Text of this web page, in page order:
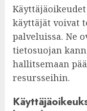
käyttäjät voivat
palveluissa. Ne
tietosuojan
hallitsemaan
resursseihin.